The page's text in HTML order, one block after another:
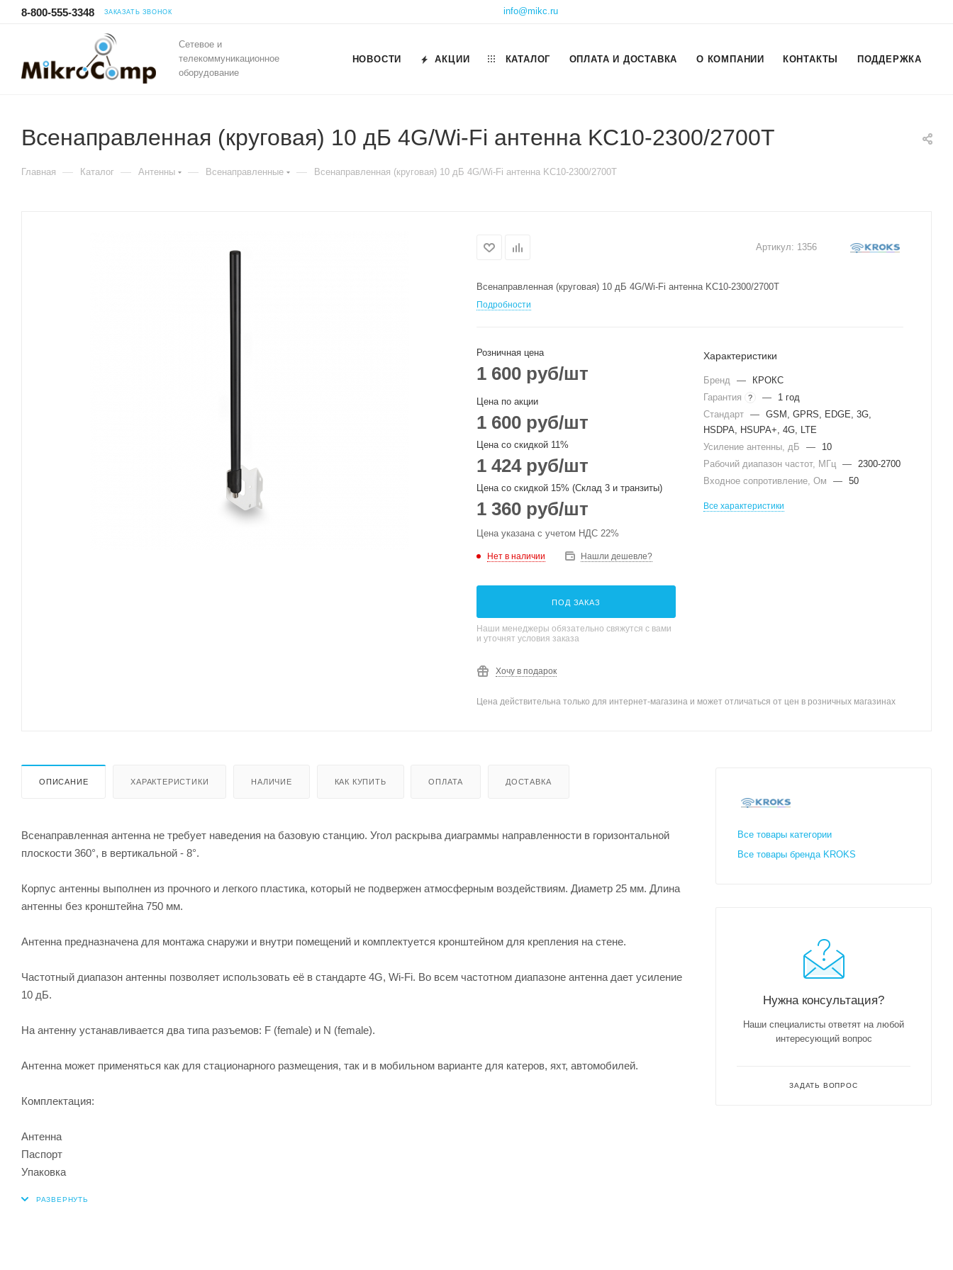
8-800-555-3348 ЗАКАЗАТЬ ЗВОНОК info@mikc.ru
Сетевое и
телекоммуникационное
оборудование
НОВОСТИ АКЦИИ КАТАЛОГ ОПЛАТА И ДОСТАВКА О КОМПАНИИ КОНТАКТЫ ПОДДЕРЖКА
Всенаправленная (круговая) 10 дБ 4G/Wi-Fi антенна KC10-2300/2700T
Главная — Каталог — Антенны — Всенаправленные — Всенаправленная (круговая) 10 дБ 4G/Wi-Fi антенна KC10-2300/2700T
Артикул: 1356
Всенаправленная (круговая) 10 дБ 4G/Wi-Fi антенна KC10-2300/2700T
Подробности
Розничная цена
1 600 руб/шт
Цена по акции
1 600 руб/шт
Цена со скидкой 11%
1 424руб/шт
Цена со скидкой 15% (Склад 3 и транзиты)
1 360 руб/шт
Цена указана с учетом НДС 22%
Нет в наличии Нашли дешевле?
ПОД ЗАКАЗ
Наши менеджеры обязательно свяжутся с вами
и уточнят условия заказа
Хочу в подарок
Характеристики
Бренд —
КРОКС
Гарантия
? —
1 год
Стандарт — GSM, GPRS, EDGE, 3G,
HSDPA, HSUPA+, 4G, LTE
Усиление антенны, дБ
—
10
Рабочий диапазон частот, МГц — 2300-2700
Входное сопротивление, Ом
— 50
Все характеристики
Цена действительна только для интернет-магазина и может отличаться от цен в розничных магазинах
ОПИСАНИЕ ХАРАКТЕРИСТИКИ НАЛИЧИЕ КАК КУПИТЬ ОПЛАТА ДОСТАВКА
Всенаправленная антенна не требует наведения на базовую станцию. Угол раскрыва диаграммы направленности в горизонтальной
плоскости 360°, в вертикальной - 8°.
Корпус антенны выполнен из прочного и легкого пластика, который не подвержен атмосферным воздействиям. Диаметр 25 мм. Длина
антенны без кронштейна 750 мм.
Антенна предназначена для монтажа снаружи и внутри помещений и комплектуется кронштейном для крепления на стене.
Частотный диапазон антенны позволяет использовать её в стандарте 4G, Wi-Fi. Во всем частотном диапазоне антенна дает усиление
10 дБ.
На антенну устанавливается два типа разъемов: F (female) и N (female).
Антенна может применяться как для стационарного размещения, так и в мобильном варианте для катеров, яхт, автомобилей.
Комплектация:
Антенна
Паспорт
Упаковка
Все товары категории
Все товары бренда KROKS
Нужна консультация?
Наши специалисты ответят на любой
интересующий вопрос
ЗАДАТЬ ВОПРОС